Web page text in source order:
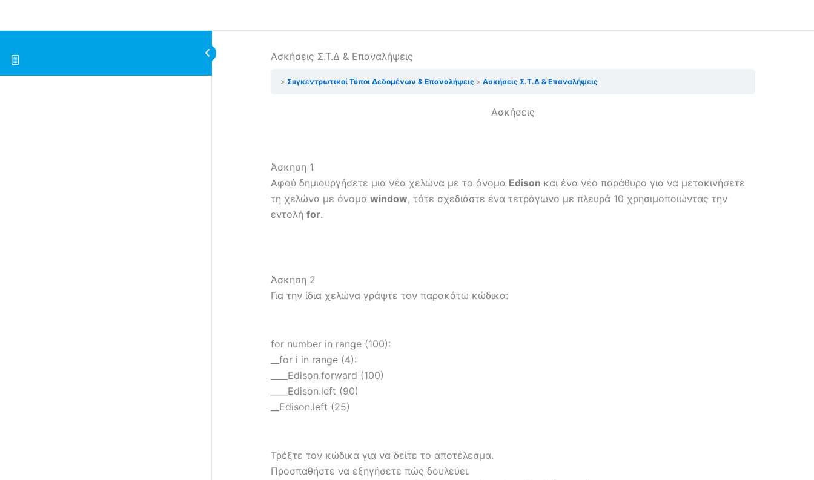
Ασκήσεις Σ.Τ.Δ & Επαναλήψεις
Συγκεντρωτικοί Τύποι Δεδομένων & Επαναλήψεις Ασκήσεις Σ.Τ.Δ & Επαναλήψεις
Ασκήσεις
Άσκηση 1
Αφού δημιουργήσετε μια νέα χελώνα με το όνομα Edison και ένα νέο παράθυρο για να μετακινήσετε
τη χελώνα με όνομα window, τότε σχεδιάστε ένα τετράγωνο με πλευρά 10 χρησιμοποιώντας την
εντολή for.
Άσκηση 2
Για την ίδια χελώνα γράψτε τον παρακάτω κώδικα:
for number in range (100):
__for i in range (4):
____Edison.forward (100)
____Edison.left (90)
__Edison.left (25)
Τρέξτε τον κώδικα για να δείτε το αποτέλεσμα.
Προσπαθήστε να εξηγήσετε πώς δουλεύει.